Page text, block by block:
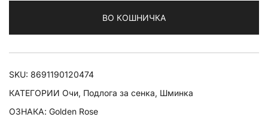
количина
ВО КОШНИЧКА
SKU: 8691190120474
КАТЕГОРИИ Очи, Подлога за сенка, Шминка
ОЗНАКА: Golden Rose